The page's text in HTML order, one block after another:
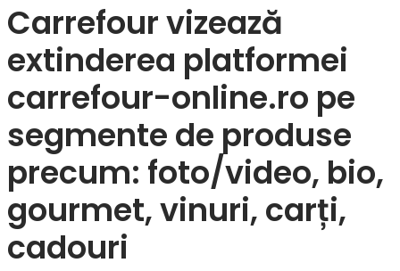
Carrefour vizează
extinderea platformei
carrefour-online.ro pe
segmente de produse
precum: foto/video, bio,
gourmet, vinuri, carți,
cadouri